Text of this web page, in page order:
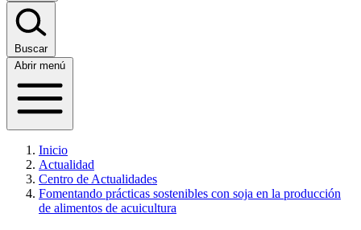
Buscar
Abrir menú
Inicio
Actualidad
Centro de Actualidades
Fomentando prácticas sostenibles con soja en la producción
de alimentos de acuicultura